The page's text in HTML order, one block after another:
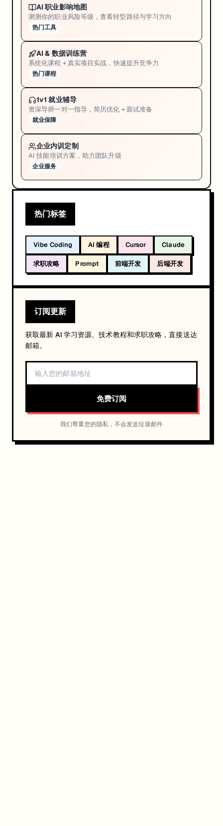
AI 职业影响地图
测测你的职业风险等级，查看转型路径与学习方向
热门工具
AI & 数据训练营
系统化课程 + 真实项目实战，快速提升竞争力
热门课程
1v1 就业辅导
资深导师一对一指导，简历优化 + 面试准备
就业保障
企业内训定制
AI 技能培训方案，助力团队升级
企业服务
热门标签
Vibe Coding AI 编程 Cursor Claude
求职攻略 Prompt 前端开发 后端开发
订阅更新
获取最新 AI 学习资源、技术教程和求职攻略，直接送达
邮箱。
免费订阅
我们尊重您的隐私，不会发送垃圾邮件